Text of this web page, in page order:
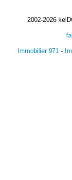
2002-2026
Immobilier 971 -